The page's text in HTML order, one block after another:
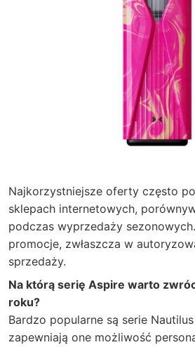
Najkorzystniejsze oferty często
sklepach internetowych,
podczas wyprzedaży
promocje, zwłaszcza w
sprzedaży.
Na którą serię Aspire warto
roku?
Bardzo popularne są serie
zapewniają one możliwość